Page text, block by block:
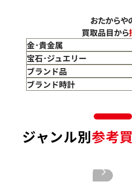
おたからや
買取品目から
金･貴金属
金 買取
金のインゴット 買取
金のアクセサリー 買取
金のブレスレット 買取
金のブローチ 買取
宝石･ジュエリー
宝石･ジュエリー買取
ダイヤモンド 買取
オパール 買取
パライバトルマリン 買取
ブランド品
バッグ･小物 買取
ルイ･ヴィトン 買取
カルティエ 買取
ハリー･ウィンストン 買取
ブランド時計
フィリップ 買取
ジャンル別参考